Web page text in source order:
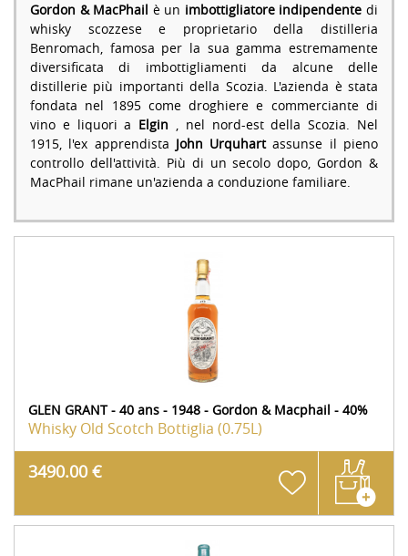
Gordon & MacPhail è un imbottigliatore indipendente di
whisky scozzese e proprietario della distilleria
Benromach, famosa per la sua gamma estremamente
diversificata di imbottigliamenti da alcune delle
distillerie più importanti della Scozia. L'azienda è stata
fondata nel 1895 come droghiere e commerciante di
vino e liquori a Elgin , nel nord-est della Scozia. Nel
1915, l'ex apprendista John Urquhartassunse il pieno
controllo dell'attività. Più di un secolo dopo, Gordon &
MacPhail rimane un'azienda a conduzione familiare.
GLEN GRANT - 40 ans - 1948 - Gordon & Macphail - 40%
Whisky Old Scotch Bottiglia (0.75L)
3490.00 €